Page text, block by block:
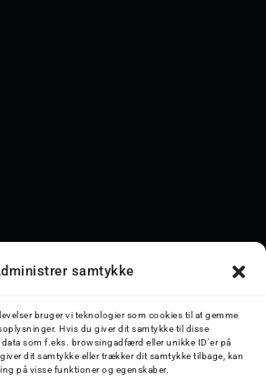
samtykke
bruger vi teknologier som cookies til at gemme
Hvis du giver dit samtykke til disse
som f.eks. browsingadfærd eller unikke ID'er på
dit samtykke eller trækker dit samtykke tilbage, kan
på visse funktioner og egenskaber.
restaurantionsskibe